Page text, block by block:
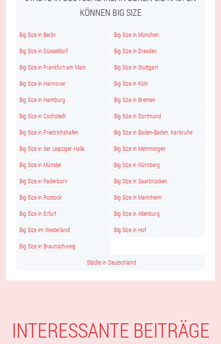
KÖNNEN BIG SIZE
Big Size in Berlin Big Size in München
Big Size in Düsseldorf Big Size in Dresden
Big Size in Frankfurt am Main Big Size in Stuttgart
Big Size in Hannover Big Size in Köln
Big Size in Hamburg Big Size in Bremen
Big Size in Cochstedt Big Size in Dortmund
Big Size in Friedrichshafen Big Size in Baden-Baden, Karlsruhe
Big Size in der Leipziger Halle Big Size in Memmingen
Big Size in Münster Big Size in Nürnberg
Big Size in Paderborn Big Size in Saarbrücken
Big Size in Rostock Big Size in Mannheim
Big Size in Erfurt Big Size in Altenburg
Big Size im Westerland Big Size in Hof
Big Size in Braunschweig
Städte in Deutschland
INTERESSANTE BEITRÄGE